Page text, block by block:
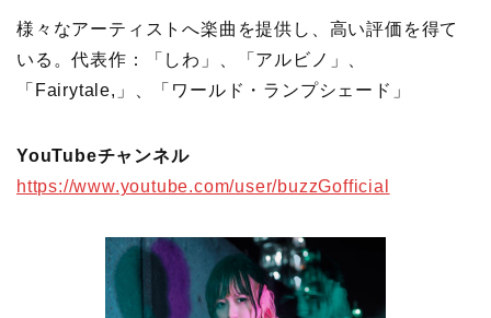
様々なアーティストへ楽曲を提供し、高い評価を得て
いる。代表作：「しわ」、「アルビノ」、
「Fairytale,」、「ワールド・ランプシェード」
YouTubeチャンネル
https://www.youtube.com/user/buzzGofficial